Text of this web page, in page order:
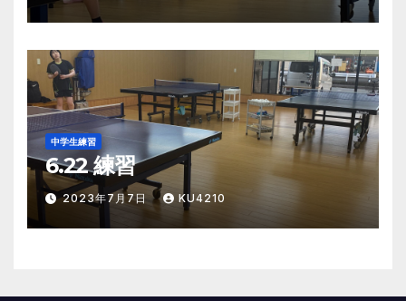
中学生練習
6.22 練習
2023年7月7日 KU4210